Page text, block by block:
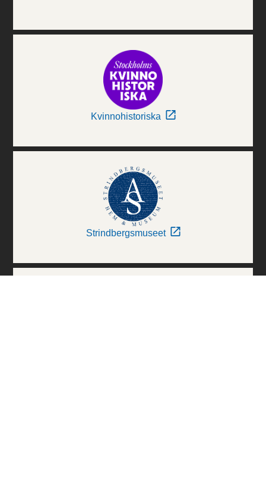
Kvinnohistoriska
Strindbergsmuseet